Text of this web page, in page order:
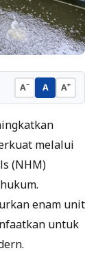
A− A A+
melalui
(NHM)
enam unit
untuk